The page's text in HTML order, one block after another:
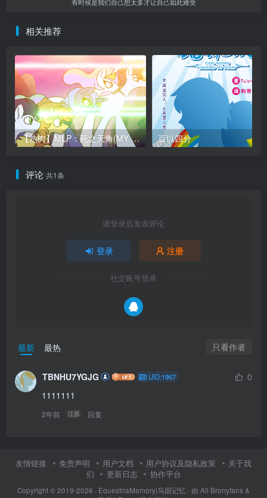
有时候是我们自己想太多才让自己如此难受
相关推荐
【熟肉】MLP：死之天角(MY LITTLE PONY: ALICORN OF DEATH) 百以四分
评论 共1条
请登录后发表评论
登录 注册
社交账号登录
最新 最热 只看作者
TBNHU7YGJG UID:1957
0
1111111
2年前 江苏 回复
友情链接 免责声明 用户文档 用户协议及隐私政策
关于我
们
更新日志 协作平台
Copyright © 2019-2026 · EquestriaMemory|马国记忆 · 由 All Bronyfans &